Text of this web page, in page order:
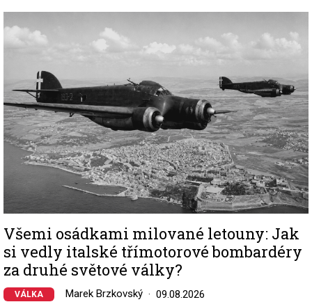
Všemi osádkami milované letouny: Jak
si vedly italské třímotorové bombardéry
za druhé světové války?
VÁLKA Marek Brzkovský 09.08.2026